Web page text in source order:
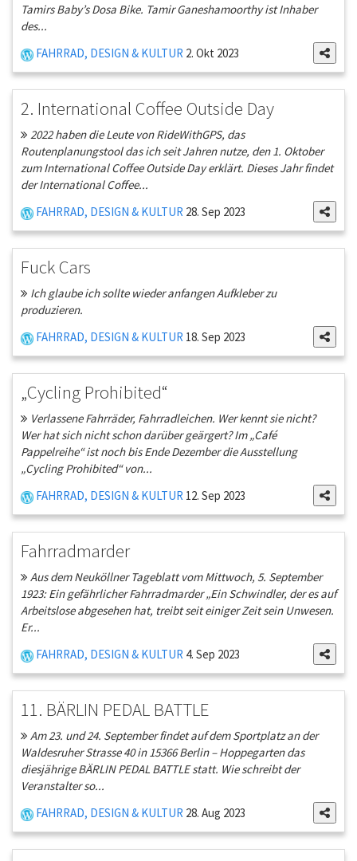
Tamirs Baby’s Dosa Bike. Tamir Ganeshamoorthy ist Inhaber
des...
FAHRRAD, DESIGN & KULTUR 2. Okt 2023
2. International Coffee Outside Day
2022 haben die Leute von RideWithGPS, das
Routenplanungstool das ich seit Jahren nutze, den 1. Oktober
zum International Coffee Outside Day erklärt. Dieses Jahr findet
der International Coffee...
FAHRRAD, DESIGN & KULTUR 28. Sep 2023
Fuck Cars
Ich glaube ich sollte wieder anfangen Aufkleber zu
produzieren.
FAHRRAD, DESIGN & KULTUR 18. Sep 2023
„Cycling Prohibited“
Verlassene Fahrräder, Fahrradleichen. Wer kennt sie nicht?
Wer hat sich nicht schon darüber geärgert? Im „Café
Pappelreihe“ ist noch bis Ende Dezember die Ausstellung
„Cycling Prohibited“ von...
FAHRRAD, DESIGN & KULTUR 12. Sep 2023
Fahrradmarder
Aus dem Neuköllner Tageblatt vom Mittwoch, 5. September
1923: Ein gefährlicher Fahrradmarder „Ein Schwindler, der es auf
Arbeitslose abgesehen hat, treibt seit einiger Zeit sein Unwesen.
Er...
FAHRRAD, DESIGN & KULTUR 4. Sep 2023
11. BÄRLIN PEDAL BATTLE
Am 23. und 24. September findet auf dem Sportplatz an der
Waldesruher Strasse 40 in 15366 Berlin – Hoppegarten das
diesjährige BÄRLIN PEDAL BATTLE statt. Wie schreibt der
Veranstalter so...
FAHRRAD, DESIGN & KULTUR 28. Aug 2023